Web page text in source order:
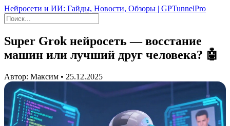
Нейросети и ИИ: Гайды, Новости, Обзоры | GPTunnelPro
Super Grok нейросеть — восстание
машин или лучший друг человека? 🤖
Автор: Максим • 25.12.2025